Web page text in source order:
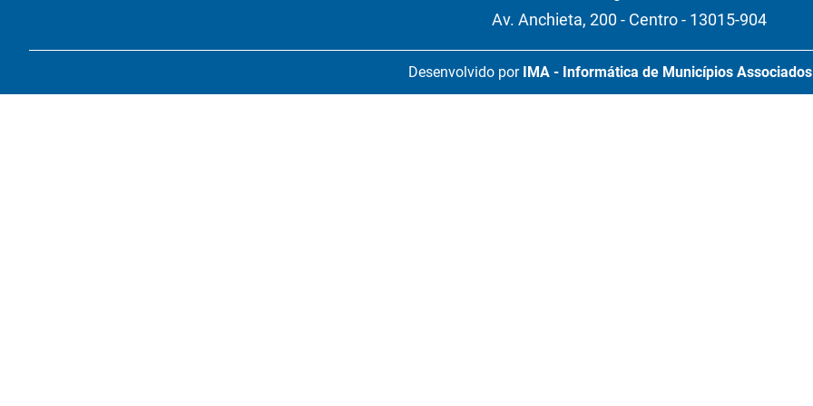
Av. Anchieta, 200 - Centro - 13015-904
Desenvolvido por IMA - Informática de Municípios Associados